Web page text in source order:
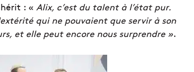
: « Alix, c’est du talent à l’état pur.
qui ne pouvaient que servir à son
et elle peut encore nous surprendre ».